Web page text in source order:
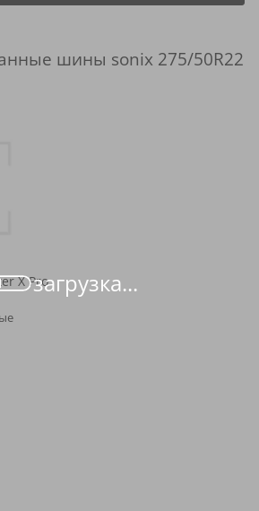
загрузка...
шины sonix 275/50R22
X Pro